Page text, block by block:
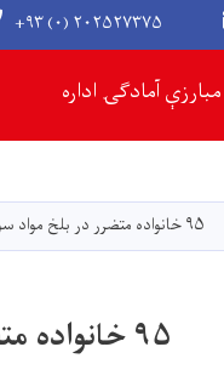
آمادګۍ اداره
+۹۳ (۰) ۲۰۲۵۲۷۳۷۵
۹۵ خانواده متضرر در بلخ مواد سوخت و البسه دریافت کردند
۹۵ خانواده متضرر در بلخ مواد سوخت و البسه دریافت کردند